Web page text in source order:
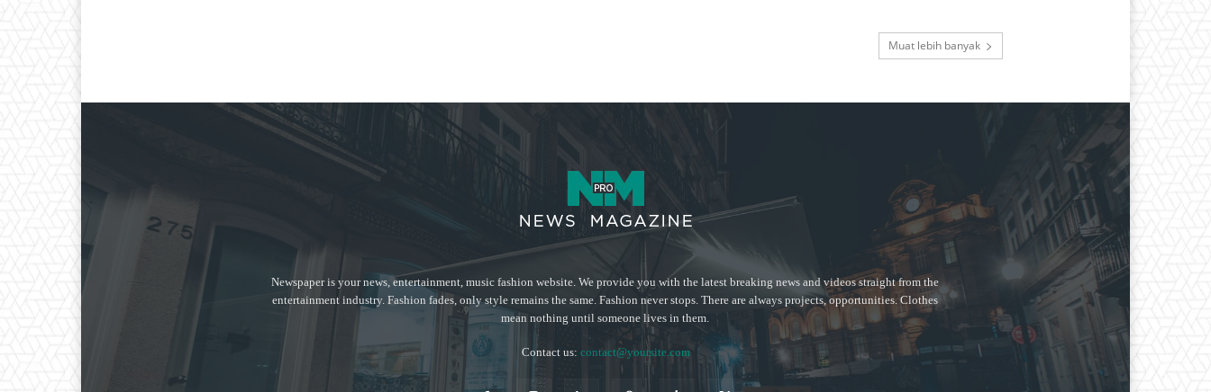
Muat lebih banyak
Newspaper is your news, entertainment, music fashion website. We provide you with the latest breaking news and videos straight from the
entertainment industry. Fashion fades, only style remains the same. Fashion never stops. There are always projects, opportunities. Clothes
mean nothing until someone lives in them.
Contact us: contact@yoursite.com